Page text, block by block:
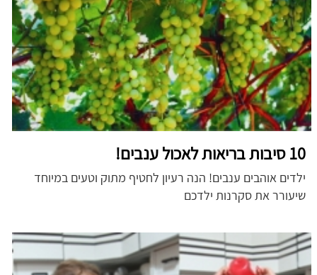
10 סיבות בריאות לאכול ענבים!
ילדים אוהבים ענבים! הנה רעיון לחטיף מתוק וטעים במיוחד
שיעורר את סקרנות ילדכם